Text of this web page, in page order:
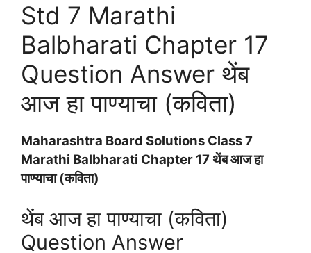
Std 7 Marathi
Balbharati Chapter 17
Question Answer थेंब
आज हा पाण्याचा (कविता)
Maharashtra Board Solutions Class 7
Marathi Balbharati Chapter 17 थेंब आज हा
पाण्याचा (कविता)
थेंब आज हा पाण्याचा (कविता)
Question Answer